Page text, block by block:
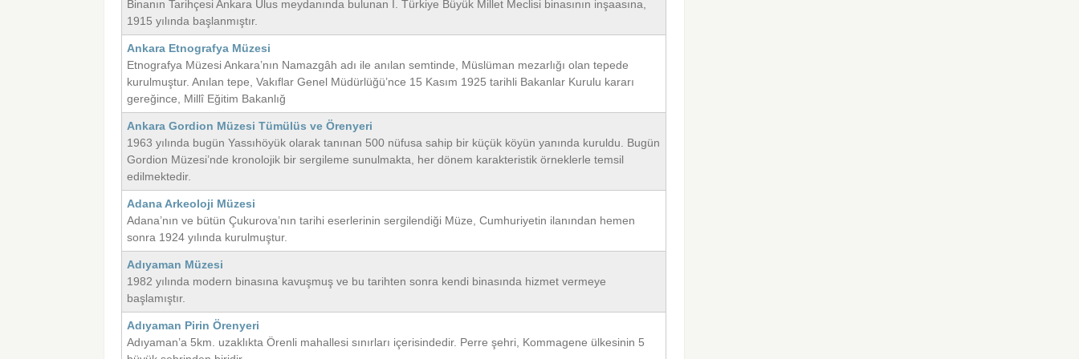
Binanın Tarihçesi Ankara Ulus meydanında bulunan I. Türkiye Büyük Millet Meclisi binasının inşaasına,
1915 yılında başlanmıştır.
Ankara Etnografya Müzesi
Etnografya Müzesi Ankara’nın Namazgâh adı ile anılan semtinde, Müslüman mezarlığı olan tepede
kurulmuştur. Anılan tepe, Vakıflar Genel Müdürlüğü’nce 15 Kasım 1925 tarihli Bakanlar Kurulu kararı
gereğince, Millî Eğitim Bakanlığ
Ankara Gordion Müzesi Tümülüs ve Örenyeri
1963 yılında bugün Yassıhöyük olarak tanınan 500 nüfusa sahip bir küçük köyün yanında kuruldu. Bugün
Gordion Müzesi’nde kronolojik bir sergileme sunulmakta, her dönem karakteristik örneklerle temsil
edilmektedir.
Adana Arkeoloji Müzesi
Adana’nın ve bütün Çukurova’nın tarihi eserlerinin sergilendiği Müze, Cumhuriyetin ilanından hemen
sonra 1924 yılında kurulmuştur.
Adıyaman Müzesi
1982 yılında modern binasına kavuşmuş ve bu tarihten sonra kendi binasında hizmet vermeye
başlamıştır.
Adıyaman Pirin Örenyeri
Adıyaman’a 5km. uzaklıkta Örenli mahallesi sınırları içerisindedir. Perre şehri, Kommagene ülkesinin 5